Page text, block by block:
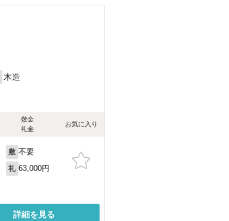
木造
敷金
礼金
お気に入り
敷 不要
礼 63,000円
詳細を見る